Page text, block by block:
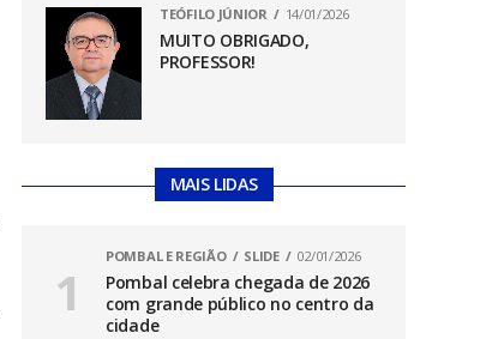
TEÓFILO JÚNIOR 14/01/2026
MUITO OBRIGADO,
PROFESSOR!
MAIS LIDAS
POMBAL E REGIÃO SLIDE 02/01/2026
Pombal celebra chegada de 2026
com grande público no centro da
cidade